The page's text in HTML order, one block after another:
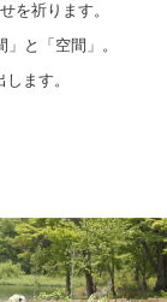
を祈ります。
と「空間」。
ます。